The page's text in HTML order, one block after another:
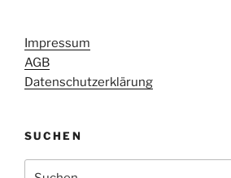
Impressum
AGB
Datenschutzerklärung
SUCHEN